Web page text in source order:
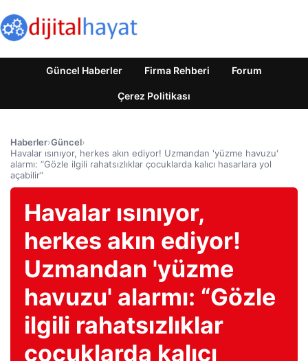
Güncel Haberler Firma Rehberi Forum
Çerez Politikası
Haberler›Güncel›
Havalar ısınıyor, herkes akın ediyor! Uzmandan 'yüzme havuzu'
alarmı: “Gözle ilgili rahatsızlıklar çocuklarda kalıcı hasarlara yol
açabilir”
Havalar ısınıyor,
herkes akın ediyor!
Uzmandan 'yüzme
havuzu' alarmı: “Gözle
ilgili rahatsızlıklar
çocuklarda kalıcı